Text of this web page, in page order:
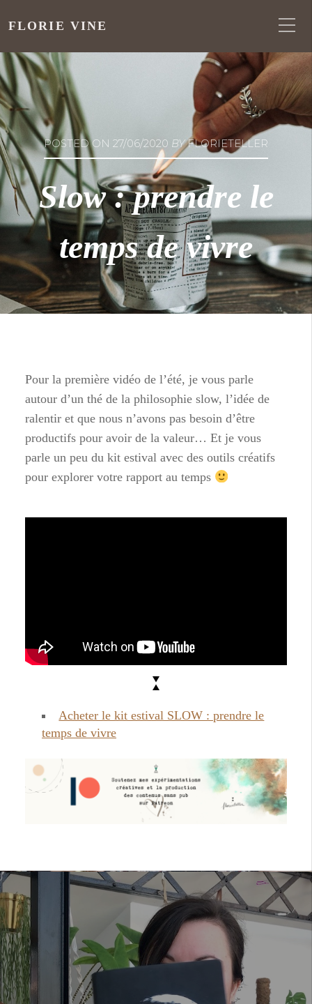
FLORIE VINE
POSTED ON 27/06/2020 BYFLORIETELLER
Slow : prendre le
temps de vivre
Pour la première vidéo de l’été, je vous parle
autour d’un thé de la philosophie slow, l’idée de
ralentir et que nous n’avons pas besoin d’être
productifs pour avoir de la valeur… Et je vous
parle un peu du kit estival avec des outils créatifs
pour explorer votre rapport au temps
Acheter le kit estival SLOW : prendre le
temps de vivre